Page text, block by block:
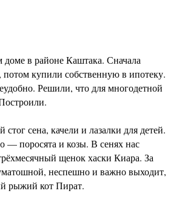
в районе Каштака. Сначала
потом купили собственную в ипотеку.
Решили, что для многодетной
сена, качели и лазалки для детей.
— поросята и козы. В сенях нас
щенок хаски Киара. За
неспешно и важно выходит,
рыжий кот Пират.